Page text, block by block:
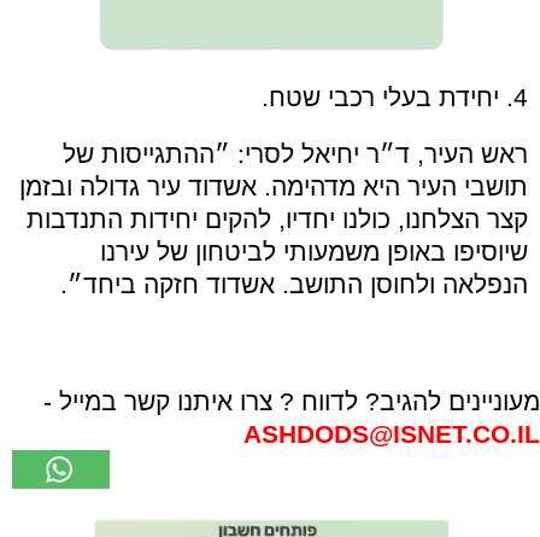
4. יחידת בעלי רכבי שטח.
ראש העיר, ד״ר יחיאל לסרי: ״ההתגייסות של
תושבי העיר היא מדהימה. אשדוד עיר גדולה ובזמן
קצר הצלחנו, כולנו יחדיו, להקים יחידות התנדבות
שיוסיפו באופן משמעותי לביטחון של עירנו
הנפלאה ולחוסן התושב. אשדוד חזקה ביחד״.
מעוניינים להגיב? לדווח ? צרו איתנו קשר במייל -
ASHDODS@ISNET.CO.IL